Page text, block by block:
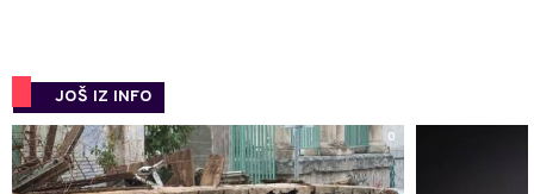
JOŠ IZ INFO
0